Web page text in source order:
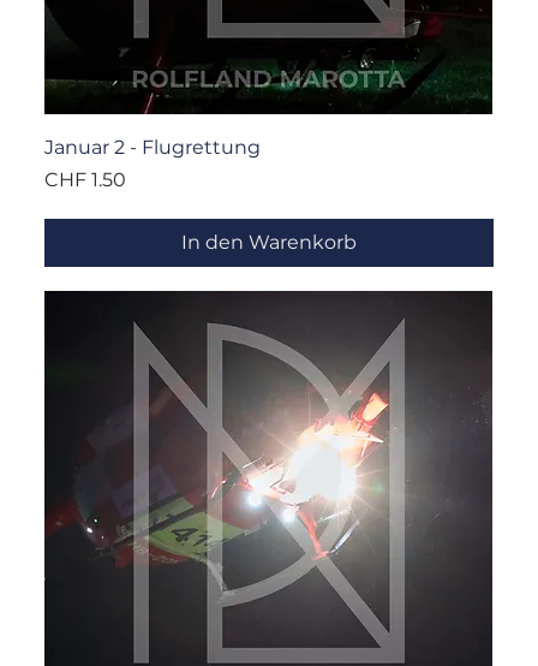
Januar 2 - Flugrettung
Preis
CHF 1.50
In den Warenkorb